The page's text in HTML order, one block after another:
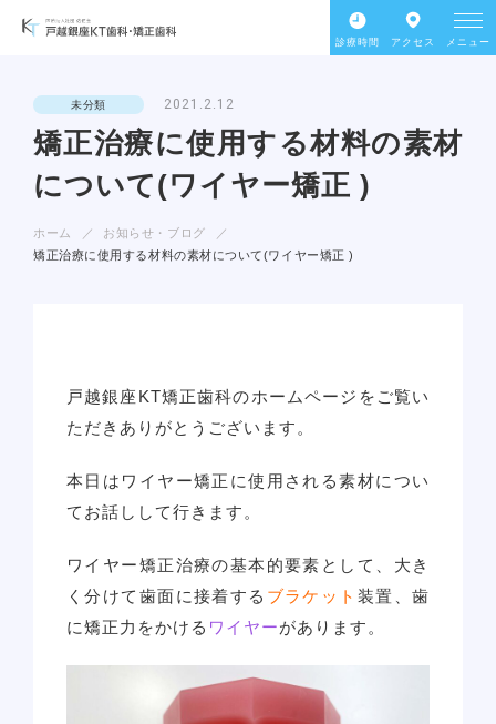
診療時間 アクセス メニュー
未分類 2021.2.12
矯正治療に使用する材料の素材
について(ワイヤー矯正 )
ホーム
お知らせ・ブログ
矯正治療に使用する材料の素材について(ワイヤー矯正 )
戸越銀座KT矯正歯科のホームページをご覧い
ただきありがとうございます。
本日はワイヤー矯正に使用される素材につい
てお話しして行きます。
ワイヤー矯正治療の基本的要素として、大き
く分けて歯面に接着する ブラケット 装置、歯
に矯正力をかける ワイヤーがあります。